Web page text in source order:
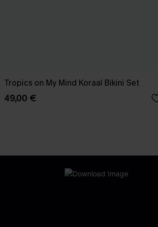
Tropics on My Mind Koraal Bikini Set
49,00 €